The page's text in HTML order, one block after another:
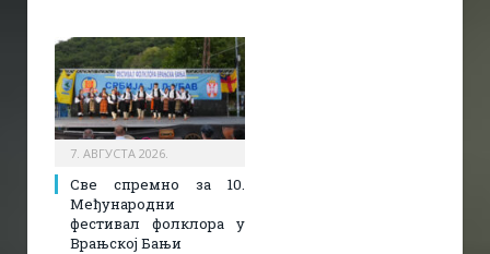
7. АВГУСТА 2026.
Све спремно за 10.
Међународни
фестивал фолклора у
Врањској Бањи